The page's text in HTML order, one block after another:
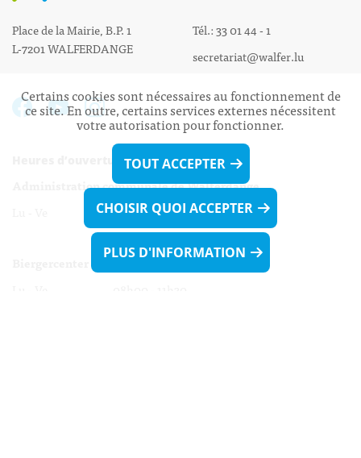
Place de la Mairie, B.P. 1
L-7201 WALFERDANGE
Tél.: 33 01 44 - 1
secretariat@walfer.lu
Heures d’ouverture:
Administration communale de Walferdange
Lu - Ve 08h00 - 11h30
13h30 - 16h00
Certains cookies sont nécessaires au fonctionnement de
ce site. En outre, certains services externes nécessitent
votre autorisation pour fonctionner.
TOUT ACCEPTER
CHOISIR QUOI ACCEPTER
PLUS D'INFORMATION